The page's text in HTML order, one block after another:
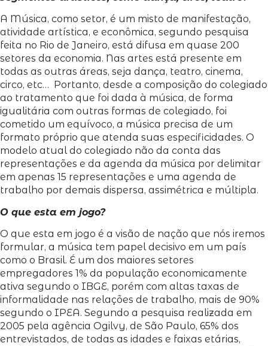
A Música, como setor, é um misto de manifestação,
atividade artística, e econômica, segundo pesquisa
feita no Rio de Janeiro, está difusa em quase 200
setores da economia. Nas artes está presente em
todas as outras áreas, seja dança, teatro, cinema,
circo, etc… Portanto, desde a composição do colegiado
ao tratamento que foi dada à música, de forma
igualitária com outras formas de colegiado, foi
cometido um equívoco, a música precisa de um
formato próprio que atenda suas especificidades. O
modelo atual do colegiado não da conta das
representações e da agenda da música por delimitar
em apenas 15 representações e uma agenda de
trabalho por demais dispersa, assimétrica e múltipla.
O que esta em jogo?
O que esta em jogo é a visão de nação que nós iremos
formular, a música tem papel decisivo em um país
como o Brasil. É um dos maiores setores
empregadores 1% da população economicamente
ativa segundo o IBGE, porém com altas taxas de
informalidade nas relações de trabalho, mais de 90%
segundo o IPEA. Segundo a pesquisa realizada em
2005 pela agência Ogilvy, de São Paulo, 65% dos
entrevistados, de todas as idades e faixas etárias,